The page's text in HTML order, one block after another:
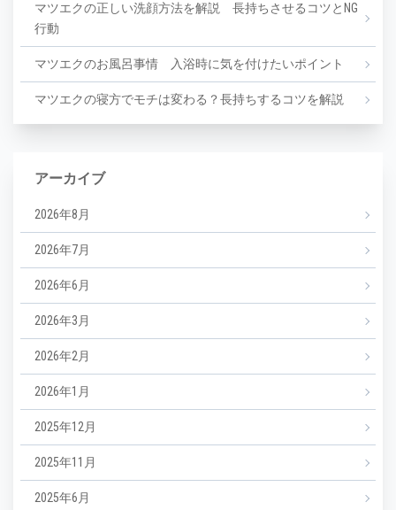
マツエクの正しい洗顔方法を解説 長持ちさせるコツとNG
行動
マツエクのお風呂事情 入浴時に気を付けたいポイント
マツエクの寝方でモチは変わる？長持ちするコツを解説
アーカイブ
2026年8月
2026年7月
2026年6月
2026年3月
2026年2月
2026年1月
2025年12月
2025年11月
2025年6月